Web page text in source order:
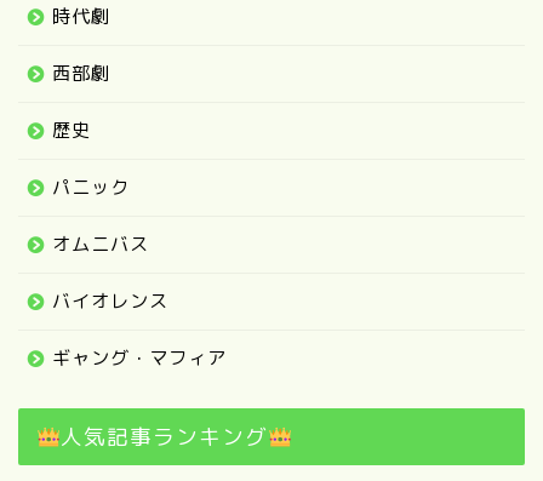
時代劇
西部劇
歴史
パニック
オムニバス
バイオレンス
ギャング・マフィア
人気記事ランキング